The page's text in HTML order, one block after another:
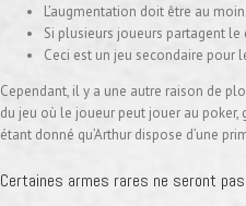
L’augmentation doit être au
Si plusieurs joueurs partagent
Ceci est un jeu secondaire pour
Cependant, il y a une autre raison de
du jeu où le joueur peut jouer au
étant donné qu’Arthur dispose d’une
Certaines armes rares ne seront